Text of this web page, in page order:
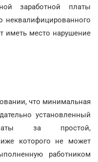
заработной платы
неквалифицированного
иметь место нарушение
что минимальная
установленный
за простой,
которого не может
работником